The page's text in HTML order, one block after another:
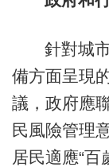
針對城
備方面呈現
議，政府應
民風險管理
居民適應“百